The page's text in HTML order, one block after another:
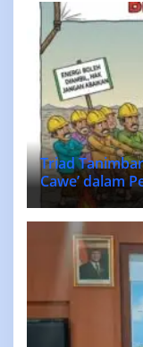
Triad
Cawe’ dalam
MASELA.